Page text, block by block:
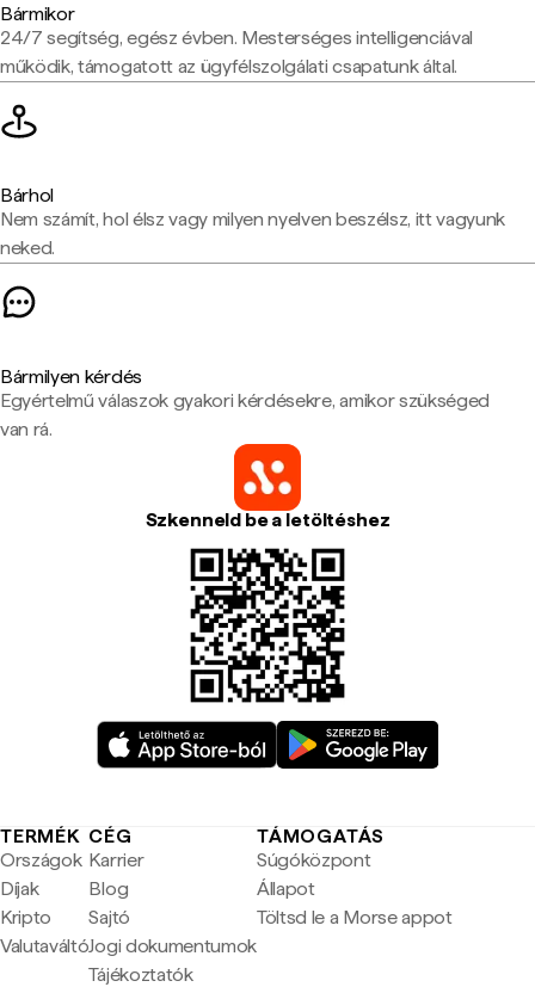
Bármikor
24/7 segítség, egész évben. Mesterséges intelligenciával
működik, támogatott az ügyfélszolgálati csapatunk által.
Bárhol
Nem számít, hol élsz vagy milyen nyelven beszélsz, itt vagyunk
neked.
Bármilyen kérdés
Egyértelmű válaszok gyakori kérdésekre, amikor szükséged
van rá.
Szkenneld be a letöltéshez
TERMÉK
Országok
Díjak
Kripto
Valutaváltó
CÉG
Karrier
Blog
Sajtó
Jogi dokumentumok
Tájékoztatók
TÁMOGATÁS
Súgóközpont
Állapot
Töltsd le a Morse appot